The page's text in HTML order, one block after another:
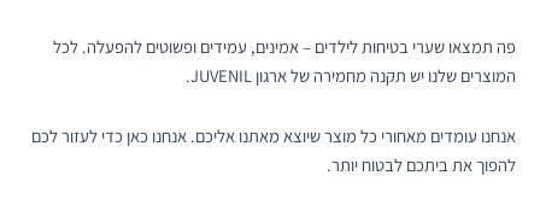
פה תמצאו שערי בטיחות לילדים – אמינים, עמידים ופשוטים להפעלה. לכל
המוצרים שלנו יש תקנה מחמירה של ארגון JUVENIL.
אנחנו עומדים מאחורי כל מוצר שיוצא מאתנו אליכם. אנחנו כאן כדי לעזור לכם
להפוך את ביתכם לבטוח יותר.